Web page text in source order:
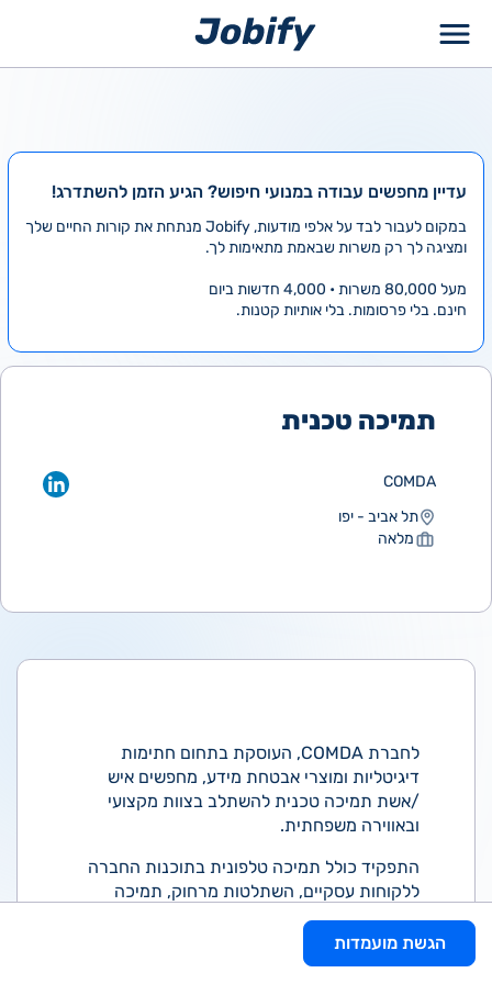
עדיין מחפשים עבודה במנועי חיפוש? הגיע הזמן להשתדרג!
במקום לעבור לבד על אלפי מודעות, Jobify מנתחת את קורות החיים שלך
ומציגה לך רק משרות שבאמת מתאימות לך.
מעל 80,000 משרות • 4,000 חדשות ביום
חינם. בלי פרסומות. בלי אותיות קטנות.
תמיכה טכנית
COMDA
תל אביב - יפו
מלאה
לחברת COMDA, העוסקת בתחום חתימות
דיגיטליות ומוצרי אבטחת מידע, מחפשים איש
/אשת תמיכה טכנית להשתלב בצוות מקצועי
ובאווירה משפחתית.
התפקיד כולל תמיכה טלפונית בתוכנות החברה
ללקוחות עסקיים, השתלטות מרחוק, תמיכה
בהתקנת תוכנת חיתום ועוד. דלת כניסה
ותיקה ויציבה.
הגשת מועמדות